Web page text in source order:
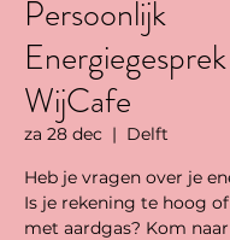
Persoonlijk
WijCafe
za 28 dec
  |
Delft
Heb je vragen over je
Is je rekening te hoog
met aardgas? Kom